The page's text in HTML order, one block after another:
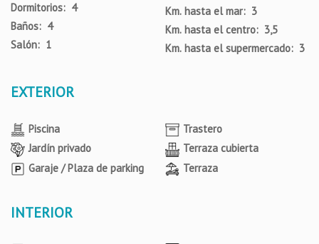
Dormitorios: 4
Baños: 4
Salón: 1
Km. hasta el mar: 3
Km. hasta el centro: 3,5
Km. hasta el supermercado: 3
EXTERIOR
Piscina
Jardín privado
Garaje / Plaza de parking
Trastero
Terraza cubierta
Terraza
INTERIOR